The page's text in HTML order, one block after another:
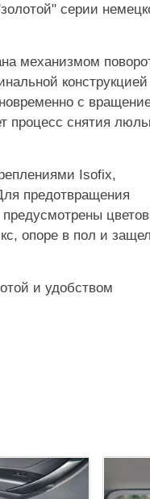
серии
механизмом
конструкцией
с
процесс снятия
Isofix,
предотвращения
опоре в пол и
и удобством